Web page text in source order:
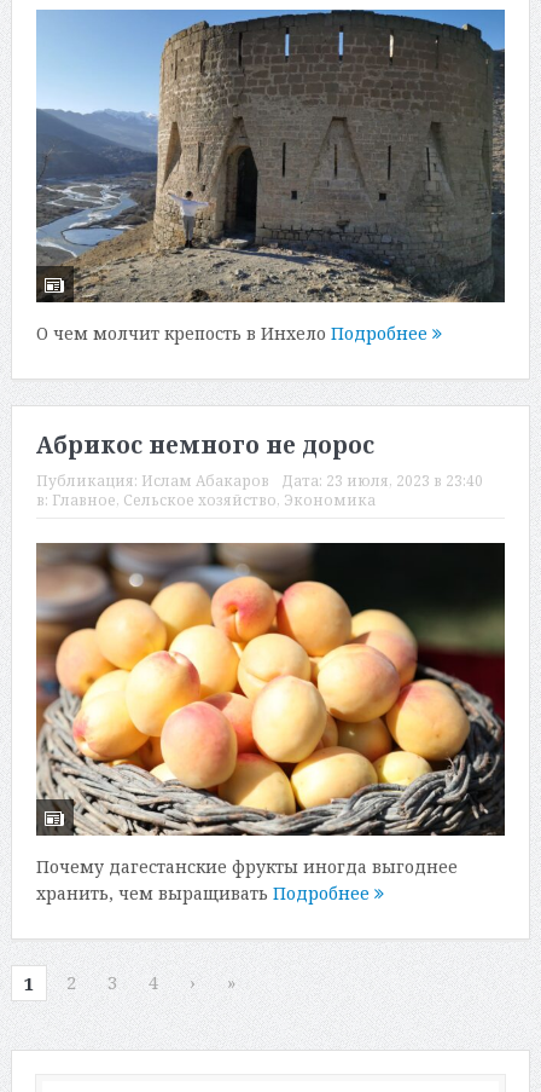
О чем молчит крепость в Инхело Подробнее
Абрикос немного не дорос
Публикация: Ислам Абакаров Дата: 23 июля, 2023 в 23:40
в: Главное, Сельское хозяйство, Экономика
Почему дагестанские фрукты иногда выгоднее
хранить, чем выращивать Подробнее
1 2 3 4 › »